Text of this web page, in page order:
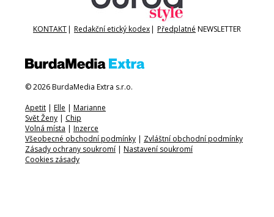
KONTAKT| Redakční etický kodex| Předplatné NEWSLETTER
© 2026 BurdaMedia Extra s.r.o.
Apetit | Elle | Marianne
Svět Ženy | Chip
Volná místa | Inzerce
Všeobecné obchodní podmínky | Zvláštní obchodní podmínky
Zásady ochrany soukromí | Nastavení soukromí
Cookies zásady